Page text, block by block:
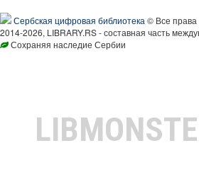
Сербская цифровая библиотека © Все
2014-2026, LIBRARY.RS - составная часть
Сохраняя наследие Сербии